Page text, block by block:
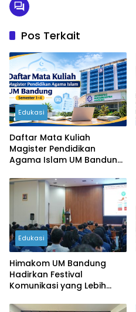
Pos Terkait
Edukasi
Daftar Mata Kuliah
Magister Pendidikan
Agama Islam UM Bandung
Edukasi
Himakom UM Bandung
Hadirkan Festival
Komunikasi yang Lebih